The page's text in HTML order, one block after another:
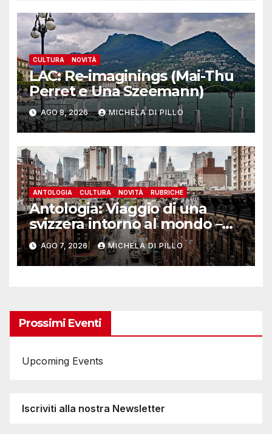
CULTURA NOVITÀ
LAC: Re-imaginings (Mai-Thu
Perret e Una Szeemann)
AGO 8, 2026 MICHELA DI PILLO
ANTOLOGIA CULTURA NOVITÀ RUBRICHE
Antologia: Viaggio di una
svizzera intorno al mondo –
Yosemite
AGO 7, 2026 MICHELA DI PILLO
Prossimi Eventi
Upcoming Events
Iscriviti alla nostra Newsletter